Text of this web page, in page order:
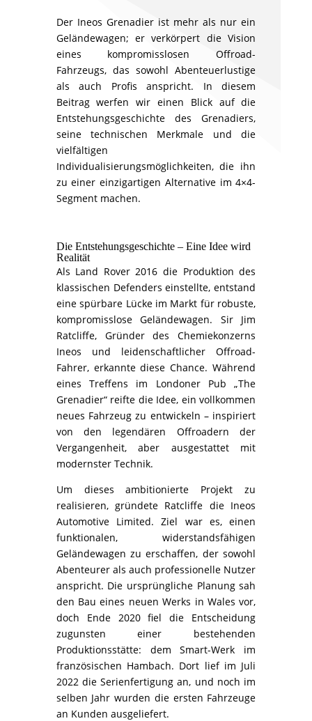
Der Ineos Grenadier ist mehr als nur ein
Geländewagen; er verkörpert die Vision
eines kompromisslosen Offroad-
Fahrzeugs, das sowohl Abenteuerlustige
als auch Profis anspricht. In diesem
Beitrag werfen wir einen Blick auf die
Entstehungsgeschichte des Grenadiers,
seine technischen Merkmale und die
vielfältigen
Individualisierungsmöglichkeiten, die ihn
zu einer einzigartigen Alternative im 4×4-
Segment machen.
Die Entstehungsgeschichte – Eine Idee wird
Realität
Als Land Rover 2016 die Produktion des
klassischen Defenders einstellte, entstand
eine spürbare Lücke im Markt für robuste,
kompromisslose Geländewagen. Sir Jim
Ratcliffe, Gründer des Chemiekonzerns
Ineos und leidenschaftlicher Offroad-
Fahrer, erkannte diese Chance. Während
eines Treffens im Londoner Pub „The
Grenadier“ reifte die Idee, ein vollkommen
neues Fahrzeug zu entwickeln – inspiriert
von den legendären Offroadern der
Vergangenheit, aber ausgestattet mit
modernster Technik.
Um dieses ambitionierte Projekt zu
realisieren, gründete Ratcliffe die Ineos
Automotive Limited. Ziel war es, einen
funktionalen, widerstandsfähigen
Geländewagen zu erschaffen, der sowohl
Abenteurer als auch professionelle Nutzer
anspricht. Die ursprüngliche Planung sah
den Bau eines neuen Werks in Wales vor,
doch Ende 2020 fiel die Entscheidung
zugunsten einer bestehenden
Produktionsstätte: dem Smart-Werk im
französischen Hambach. Dort lief im Juli
2022 die Serienfertigung an, und noch im
selben Jahr wurden die ersten Fahrzeuge
an Kunden ausgeliefert.